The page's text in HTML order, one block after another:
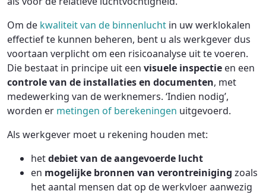
Om de kwaliteit van de binnenlucht in uw werklokalen
effectief te kunnen beheren, bent u als werkgever dus
voortaan verplicht om een risicoanalyse uit te voeren.
Die bestaat in principe uit een visuele inspectie en een
controle van de installaties en documenten, met
medewerking van de werknemers. ‘Indien nodig’,
worden er metingen of berekeningen uitgevoerd.
Als werkgever moet u rekening houden met:
hetdebiet van de aangevoerde lucht
en mogelijke bronnen van verontreiniging zoals
het aantal mensen dat op de werkvloer aanwezig